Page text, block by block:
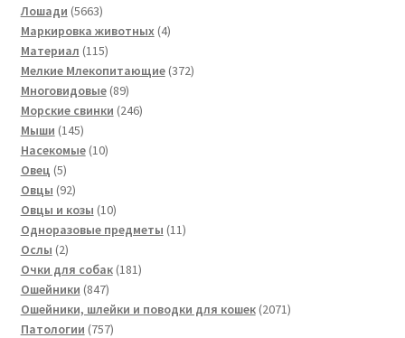
товаров
Лошади 56635663
товара
Маркировка животных 44
Материал 115115
товаров
Мелкие Млекопитающие 372372
Многовидовые 8989
товаров
Морские свинки 246246
Мыши 145145
товаров
Насекомые 1010
Овец 55
товаров
Овцы 9292
товара
Овцы и козы 1010
товаров
Одноразовые предметы 1111
Ослы 22
товара
Очки для собак 181181
Ошейники 847847
товаров
Ошейники, шлейки и поводки для кошек 20712071
Патологии 757757